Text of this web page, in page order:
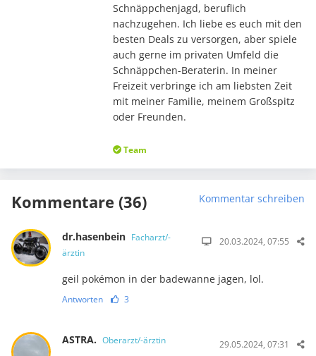
Schnäppchenjagd, beruflich
nachzugehen. Ich liebe es euch mit den
besten Deals zu versorgen, aber spiele
auch gerne im privaten Umfeld die
Schnäppchen-Beraterin. In meiner
Freizeit verbringe ich am liebsten Zeit
mit meiner Familie, meinem Großspitz
oder Freunden.
Team
Kommentare (36) Kommentar schreiben
dr.hasenbein Facharzt/-
ärztin
20.03.2024, 07:55
geil pokémon in der badewanne jagen, lol.
Antworten 3
ASTRA. Oberarzt/-ärztin 29.05.2024, 07:31